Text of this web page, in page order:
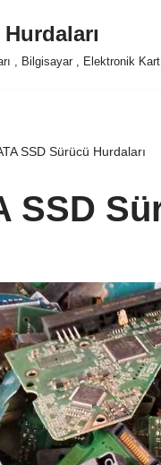
, Bilgisayar , Elektronik
SSD Sürücü Hurdaları
SSD